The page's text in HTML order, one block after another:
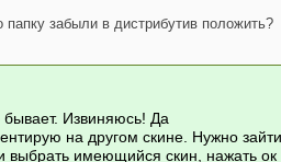
папку забыли в дистрибутив положить?
бывает. Извиняюсь! Да
на другом скине. Нужно
выбрать имеющийся скин, нажать ок